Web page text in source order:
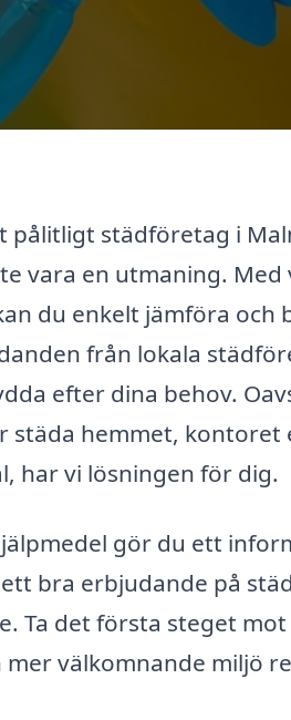
pålitligt städföretag i
vara en utmaning. Med
du enkelt jämföra och
från lokala
efter dina behov.
städa hemmet, kontoret
har vi lösningen för dig.
gör du ett
bra erbjudande på
Ta det första steget mot
mer välkomnande miljö